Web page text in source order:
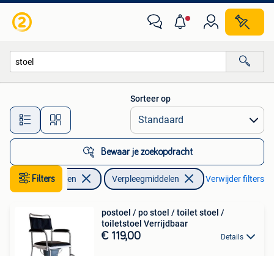
Alle afstanden…
Sorteer op
Bewaar je zoekopdracht
FiltersDiversen Verpleegmiddelen Verwijder filters
postoel / po stoel / toilet stoel /
toiletstoel Verrijdbaar
€ 119,00 Details